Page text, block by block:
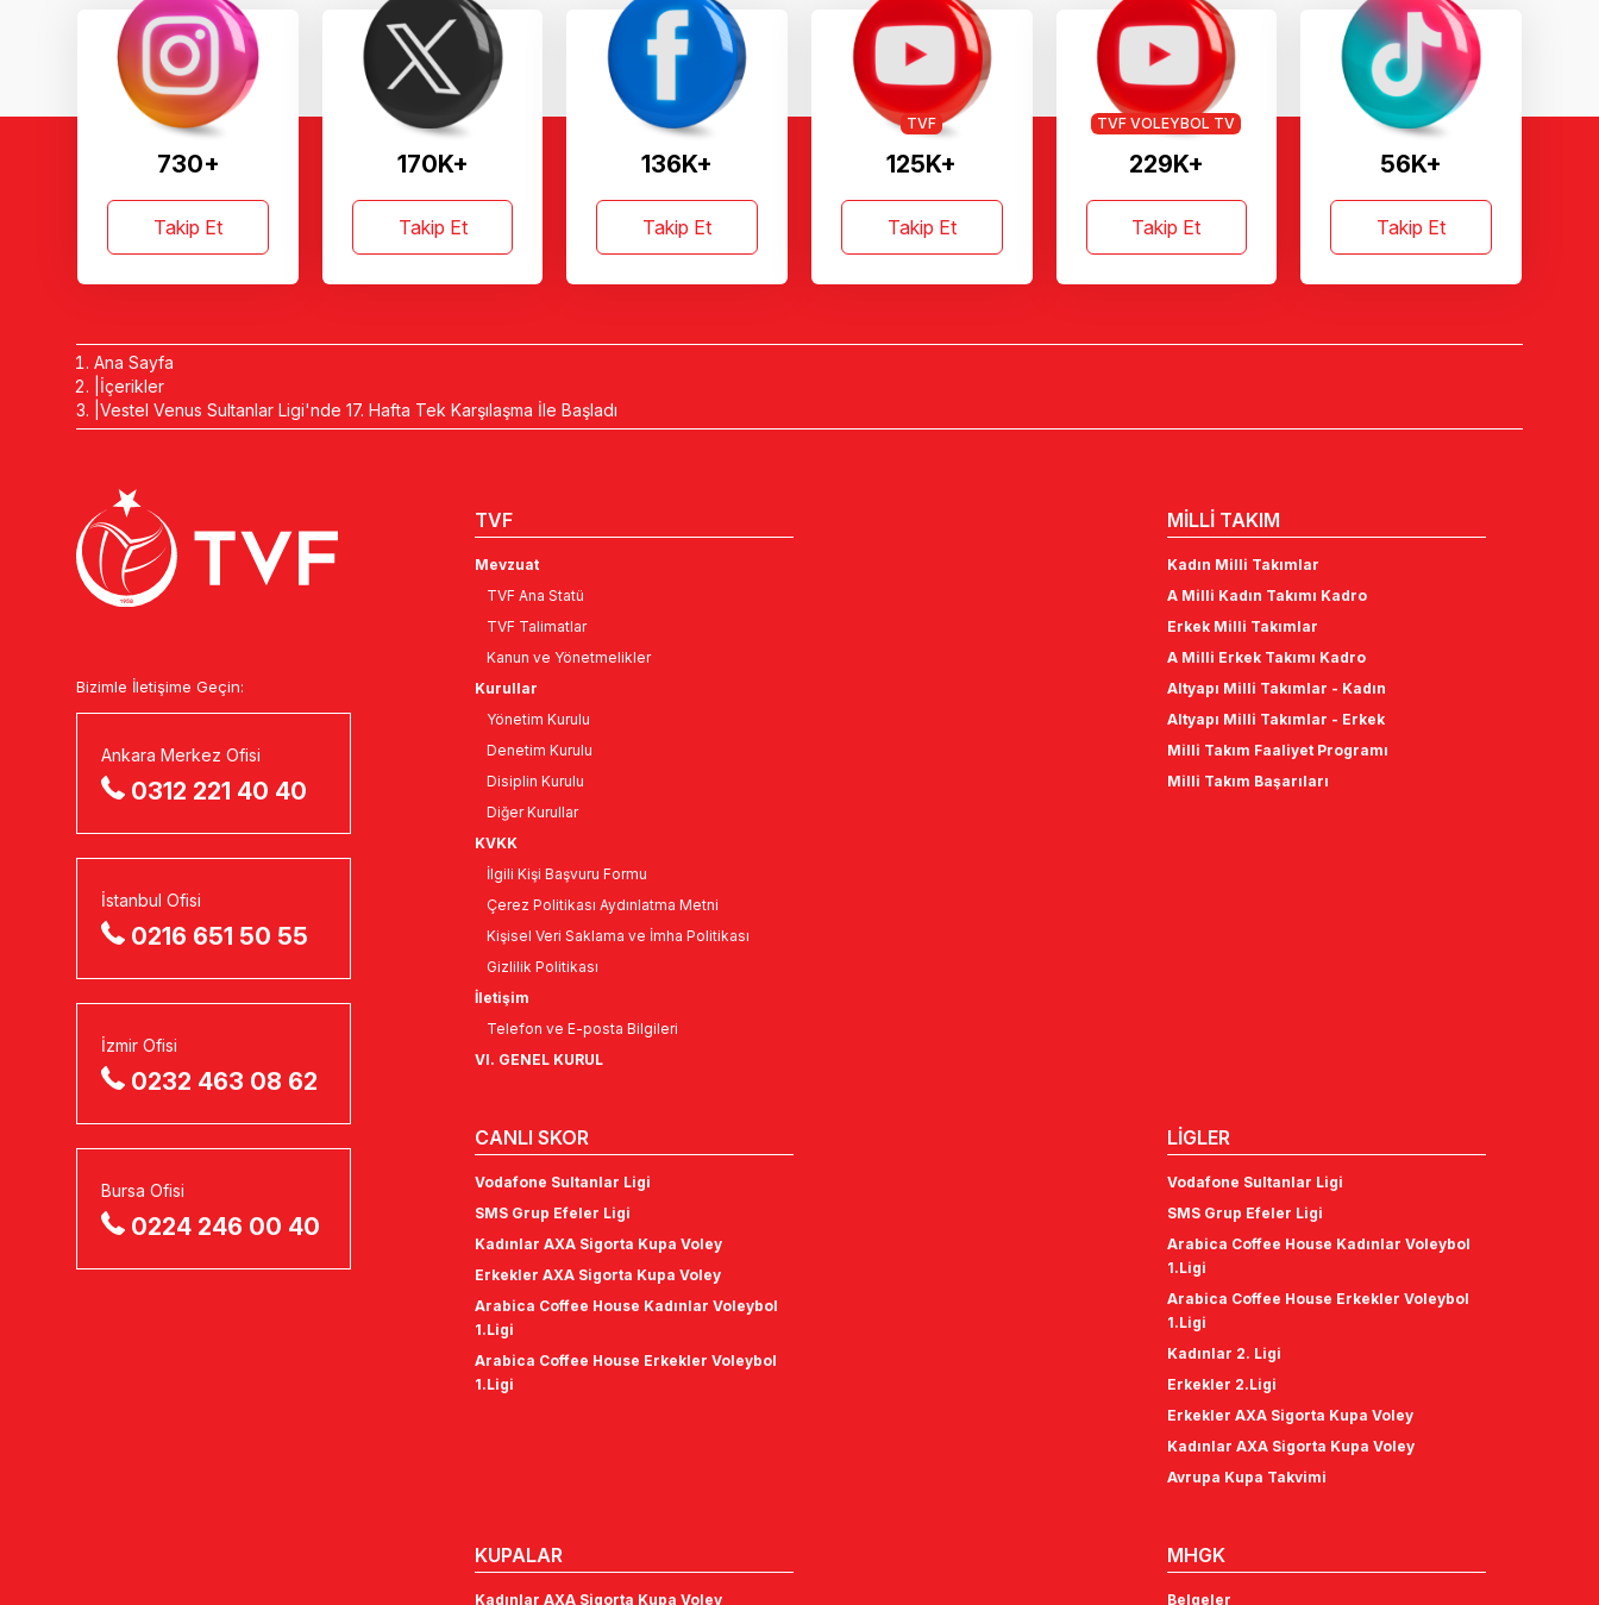
730+
Takip Et
170K+
Takip Et
136K+
Takip Et
125K+
TVF
Takip Et
229K+
TVF VOLEYBOL TV
Takip Et
56K+
Takip Et
Ana Sayfa
İçerikler
Vestel Venus Sultanlar Ligi'nde 17. Hafta Tek Karşılaşma İle Başladı
Bizimle İletişime Geçin:
Ankara Merkez Ofisi
0312 221 40 40
İstanbul Ofisi
0216 651 50 55
İzmir Ofisi
0232 463 08 62
Bursa Ofisi
0224 246 00 40
TVF
Mevzuat
TVF Ana Statü
TVF Talimatlar
Kanun ve Yönetmelikler
Kurullar
Yönetim Kurulu
Denetim Kurulu
Disiplin Kurulu
Diğer Kurullar
KVKK
İlgili Kişi Başvuru Formu
Çerez Politikası Aydınlatma Metni
Kişisel Veri Saklama ve İmha Politikası
Gizlilik Politikası
İletişim
Telefon ve E-posta Bilgileri
VI. GENEL KURUL
MİLLİ TAKIM
Kadın Milli Takımlar
A Milli Kadın Takımı Kadro
Erkek Milli Takımlar
A Milli Erkek Takımı Kadro
Altyapı Milli Takımlar - Kadın
Altyapı Milli Takımlar - Erkek
Milli Takım Faaliyet Programı
Milli Takım Başarıları
CANLI SKOR
Vodafone Sultanlar Ligi
SMS Grup Efeler Ligi
Kadınlar AXA Sigorta Kupa Voley
Erkekler AXA Sigorta Kupa Voley
Arabica Coffee House Kadınlar Voleybol
1.Ligi
Arabica Coffee House Erkekler Voleybol
1.Ligi
LİGLER
Vodafone Sultanlar Ligi
SMS Grup Efeler Ligi
Arabica Coffee House Kadınlar Voleybol
1.Ligi
Arabica Coffee House Erkekler Voleybol
1.Ligi
Kadınlar 2. Ligi
Erkekler 2.Ligi
Erkekler AXA Sigorta Kupa Voley
Kadınlar AXA Sigorta Kupa Voley
Avrupa Kupa Takvimi
KUPALAR
Kadınlar AXA Sigorta Kupa Voley
MHGK
Belgeler